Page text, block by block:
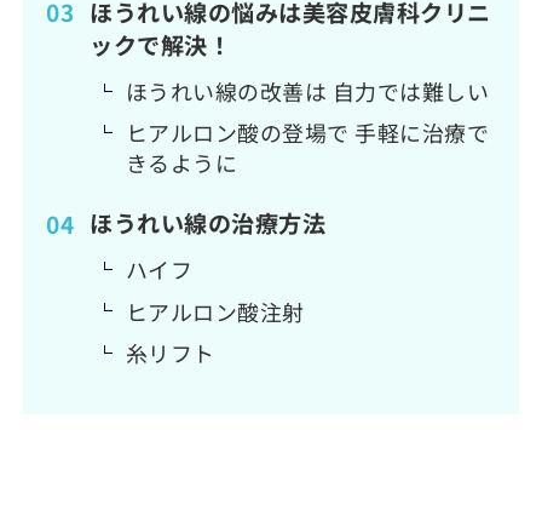
ほうれい線の悩みは美容皮膚科クリニ
ックで解決！
ほうれい線の改善は 自力では難しい
ヒアルロン酸の登場で 手軽に治療で
きるように
ほうれい線の治療方法
ハイフ
ヒアルロン酸注射
糸リフト